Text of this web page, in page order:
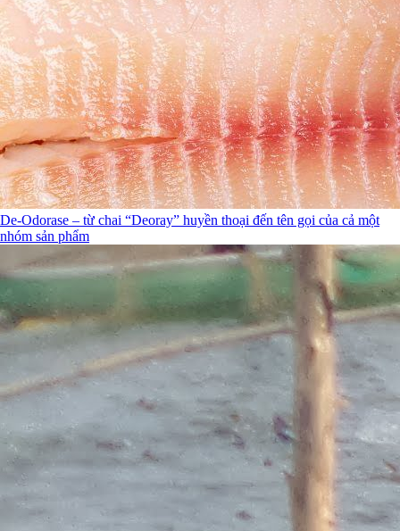
De-Odorase – từ chai “Deoray” huyền thoại đến tên gọi của cả một
nhóm sản phẩm